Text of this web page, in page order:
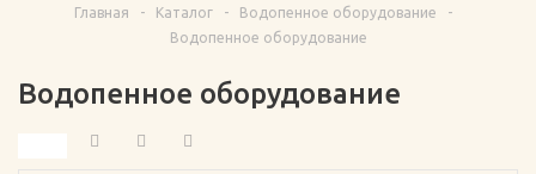
Главная - Каталог - Водопенное оборудование
-
Водопенное оборудование
Водопенное оборудование